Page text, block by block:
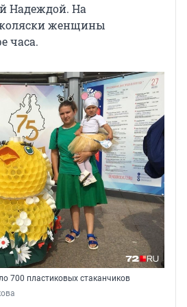
Надеждой. На
женщины
часа.
700 пластиковых стаканчиков